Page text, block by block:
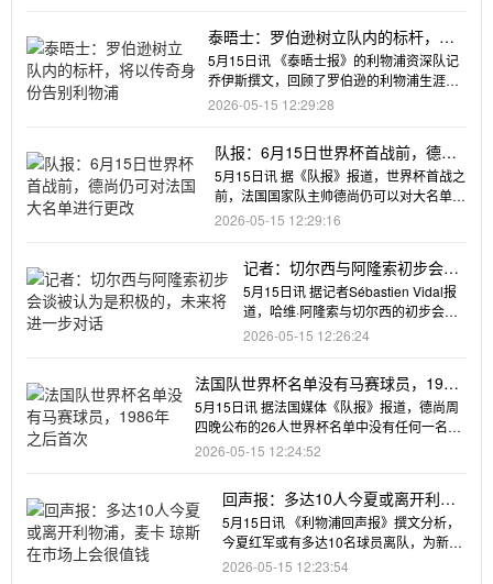
泰晤士：罗伯逊树立队内的标杆，将
以传奇身份告别利物浦
5月15日讯 《泰晤士报》的利物浦资深队记
乔伊斯撰文，回顾了罗伯逊的利物浦生涯。
这位苏格兰左后卫年少
2026-05-15 12:29:28
队报：6月15日世界杯首战前，德尚
仍可对法国大名单进行更改
5月15日讯 据《队报》报道，世界杯首战之
前，法国国家队主帅德尚仍可以对大名单进
行更改。德尚是最早公
2026-05-15 12:29:16
记者：切尔西与阿隆索初步会谈
被认为是积极的，未来将进一步
对话
5月15日讯 据记者Sébastien Vidal报
道，哈维·阿隆索与切尔西的初步会
谈，被后者内部认
2026-05-15 12:26:24
法国队世界杯名单没有马赛球员，1986
年之后首次
5月15日讯 据法国媒体《队报》报道，德尚周
四晚公布的26人世界杯名单中没有任何一名马
赛球员，这是近
2026-05-15 12:24:52
回声报：多达10人今夏或离开利物
浦，麦卡 琼斯在市场上会很值钱
5月15日讯 《利物浦回声报》撰文分析，
今夏红军或有多达10名球员离队，为新援
腾出阵容空间。去年夏窗
2026-05-15 12:23:54